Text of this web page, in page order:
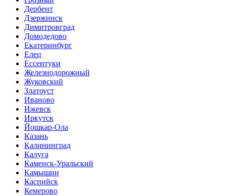
Дербент
Дзержинск
Димитровград
Домодедово
Екатеринбург
Елец
Ессентуки
Железнодорожный
Жуковский
Златоуст
Иваново
Ижевск
Иркутск
Йошкар-Ола
Казань
Калининград
Калуга
Каменск-Уральский
Камышин
Каспийск
Кемерово